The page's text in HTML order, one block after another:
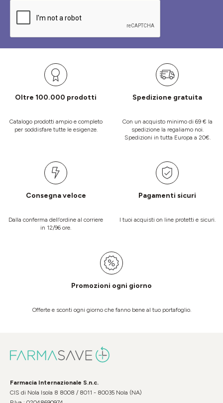
Oltre 100.000 prodotti
Catalogo prodotti ampio e completo
per soddisfare tutte le esigenze.
Spedizione gratuita
Con un acquisto minimo di 69 € la
spedizione la regaliamo noi.
Spedizioni in tutta Europa a 20€.
Consegna veloce
Dalla conferma dell’ordine al corriere
in 12/96 ore.
Pagamenti sicuri
I tuoi acquisti on line protetti e sicuri.
Promozioni ogni giorno
Offerte e sconti ogni giorno che fanno bene al tuo portafoglio.
Farmacia Internazionale S.n.c.
CIS di Nola Isola 8 8008 / 8011 - 80035 Nola (NA)